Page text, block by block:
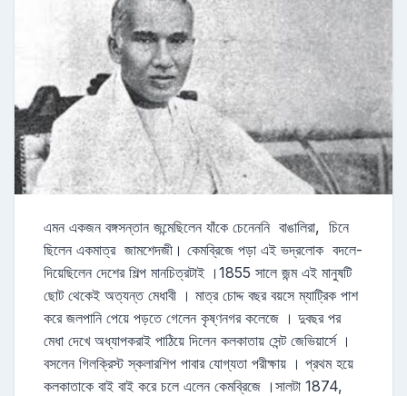
এমন একজন বঙ্গসন্তান জন্মেছিলেন যাঁকে চেনেননি বাঙালিরা, চিনে
ছিলেন একমাত্র জামশেদজী। কেমব্রিজে পড়া এই ভদ্রলোক বদলে-
দিয়েছিলেন দেশের শিল্প মানচিত্রটাই ।1855 সালে জন্ম এই মানুষটি
ছোট থেকেই অত্যন্ত মেধাবী । মাত্র চোদ্দ বছর বয়সে ম্যাট্রিক পাশ
করে জলপানি পেয়ে পড়তে গেলেন কৃষ্ণনগর কলেজে । দুবছর পর
মেধা দেখে অধ্যাপকরাই পাঠিয়ে দিলেন কলকাতায় সেন্ট জেভিয়ার্সে ।
বসলেন গিলক্রিস্ট স্কলারশিপ পাবার যোগ্যতা পরীক্ষায় । প্রথম হয়ে
কলকাতাকে বাই বাই করে চলে এলেন কেমব্রিজে ।সালটা 1874,